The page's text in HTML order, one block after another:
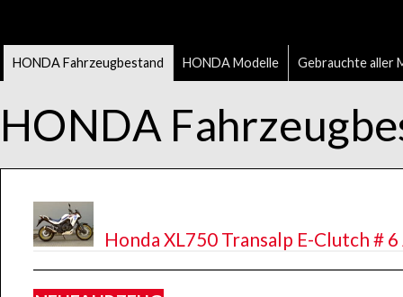
HONDA Fahrzeugbestand HONDA Modelle Gebrauchte aller
HONDA
Honda XL750 Transalp E-Clutch #